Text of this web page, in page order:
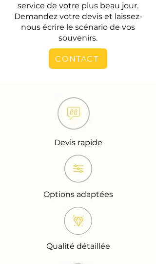
service de votre plus beau jour.
Demandez votre devis et laissez-
nous écrire le scénario de vos
souvenirs.
CONTACT
Devis rapide
Options adaptées
Qualité détaillée